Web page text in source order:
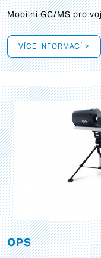
Mobilní GC/MS pro
VÍCE INFORMACÍ >
OPS